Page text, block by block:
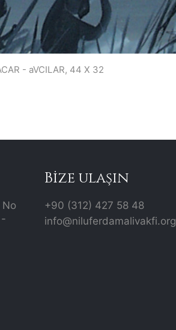
- aVCILAR, 44 X 32
Bize ulaşın
+90 (312) 427 58 48
info@niluferdamalivakfi.org